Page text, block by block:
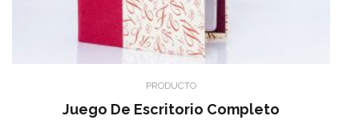
PRODUCTO
Juego De Escritorio Completo